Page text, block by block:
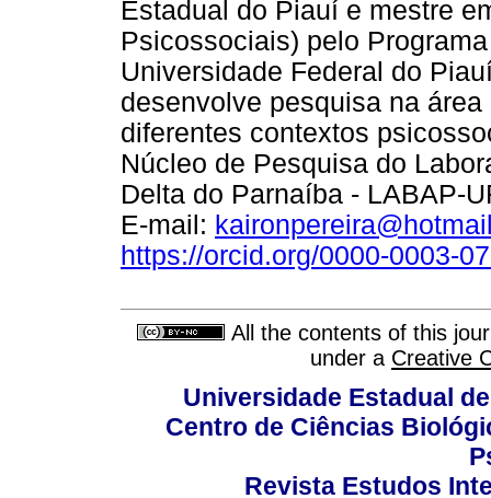
Estadual do Piauí e mestre
Psicossociais) pelo
Universidade Federal do
desenvolve pesquisa na
diferentes contextos
Núcleo de Pesquisa do
Delta do Parnaíba - LABAP-
E-mail:
https://orcid.org/0000-0003-
All the contents of this
under a Creative
Universidade Estadual
Centro de Ciências
Revista Estudos